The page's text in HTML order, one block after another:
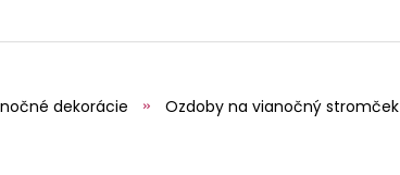
dekorácie Ozdoby na vianočný stromček